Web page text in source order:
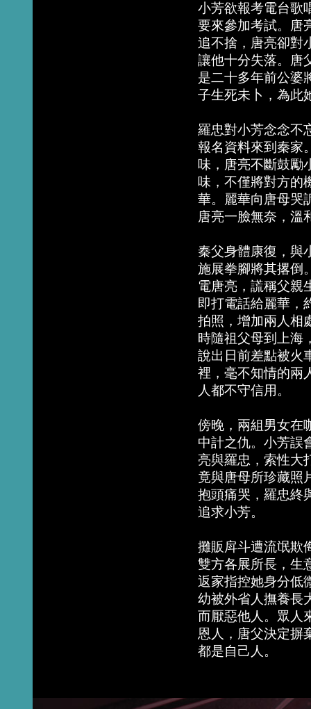
小芳欲報考電台歌
要來參加考試。唐
追不捨，唐亮卻對
讓他十分失落。唐
是二十多年前公婆
子生死未卜，為此
羅忠對小芳念念不
報名資料來到秦家
味，唐亮不斷鼓勵
味，不僅將對方的
華。麗華向唐母哭
唐亮一臉無奈，溫
秦父身體康復，與
施展拳腳將其撂倒
電唐亮，謊稱父親
即打電話給麗華，
拍照，增加兩人相
時隨祖父母到上海
說出日前差點被火
裡，毫不知情的兩
人都不守信用。
傍晚，兩組男女在
中計之仇。小芳誤
亮與羅忠，索性大
竟與唐母所珍藏照
抱頭痛哭，羅忠終
追求小芳。
攤販戽斗遭流氓欺
雙方各展所長，生
返家指控她身分低
幼被外省人撫養長
而厭惡他人。眾人
恩人，唐父決定摒
都是自己人。